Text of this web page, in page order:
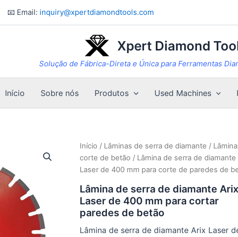
📧 Email: inquiry@xpertdiamondtools.com
Xpert Diamond
Solução de Fábrica-Direta e Única para Ferramentas
Início Sobre nós Produtos Used Machines
Início / Lâminas de serra de diamante /
corte de betão / Lâmina de serra de diamante
Laser de 400 mm para corte de paredes de
Lâmina de serra de diamante Arix
Laser de 400 mm para cortar
paredes de betão
Lâmina de serra de diamante Arix Laser